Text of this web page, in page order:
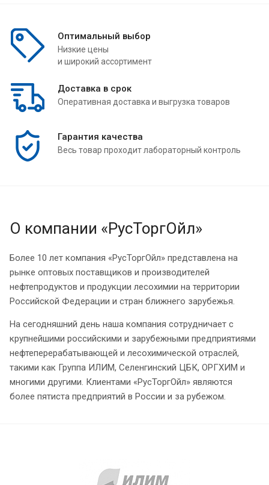
Оптимальный выбор
Низкие цены
и широкий ассортимент
Доставка в срок
Оперативная доставка и выгрузка товаров
Гарантия качества
Весь товар проходит лабораторный контроль
О компании «РусТоргОйл»
Более 10 лет компания «РусТоргОйл» представлена на
рынке оптовых поставщиков и производителей
нефтепродуктов и продукции лесохимии на территории
Российской Федерации и стран ближнего зарубежья.
На сегодняшний день наша компания сотрудничает с
крупнейшими российскими и зарубежными предприятиями
нефтеперерабатывающей и лесохимической отраслей,
такими как Группа ИЛИМ, Селенгинский ЦБК, ОРГХИМ и
многими другими. Клиентами «РусТоргОйл» являются
более пятиста предприятий в России и за рубежом.